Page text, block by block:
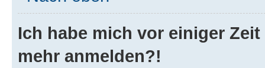
Ich habe mich vor einiger
mehr anmelden?!